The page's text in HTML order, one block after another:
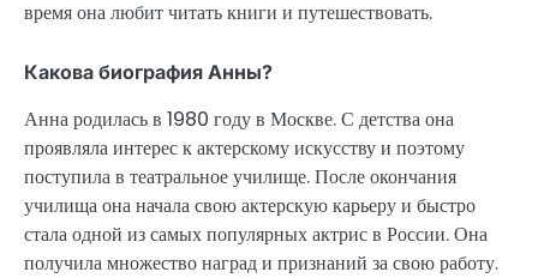
время она любит читать книги и путешествовать.
Какова биография Анны?
Анна родилась в 1980 году в Москве. С детства она
проявляла интерес к актерскому искусству и поэтому
поступила в театральное училище. После окончания
училища она начала свою актерскую карьеру и быстро
стала одной из самых популярных актрис в России. Она
получила множество наград и признаний за свою работу.